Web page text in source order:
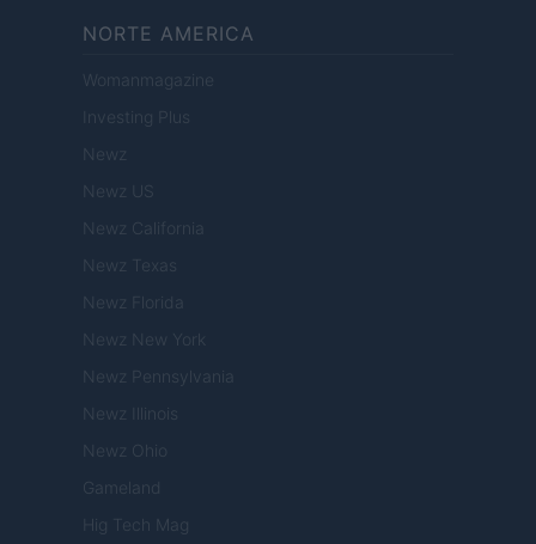
NORTE AMERICA
Womanmagazine
Investing Plus
Newz
Newz US
Newz California
Newz Texas
Newz Florida
Newz New York
Newz Pennsylvania
Newz Illinois
Newz Ohio
Gameland
Hig Tech Mag